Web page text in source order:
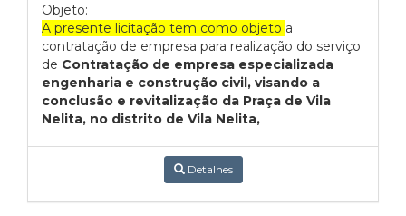
Objeto:
A presente licitação tem como objeto a
contratação de empresa para realização do serviço
de Contratação de empresa especializada
engenharia e construção civil, visando a
conclusão e revitalização da Praça de Vila
Nelita, no distrito de Vila Nelita,
Detalhes